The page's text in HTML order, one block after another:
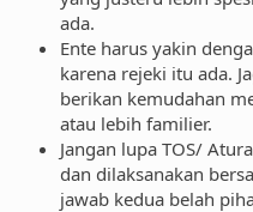
ada.
Ente harus yakin
karena rejeki itu ada.
berikan kemudahan
atau lebih familier.
Jangan lupa TOS/
dan dilaksanakan
jawab kedua belah